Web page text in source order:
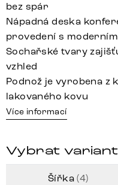
bez spár
Nápadná deska
provedení s
Sochařské tvary
vzhled
Podnož je vyrobena z
lakovaného kovu
Více informací
Vybrat
Šířka(4)